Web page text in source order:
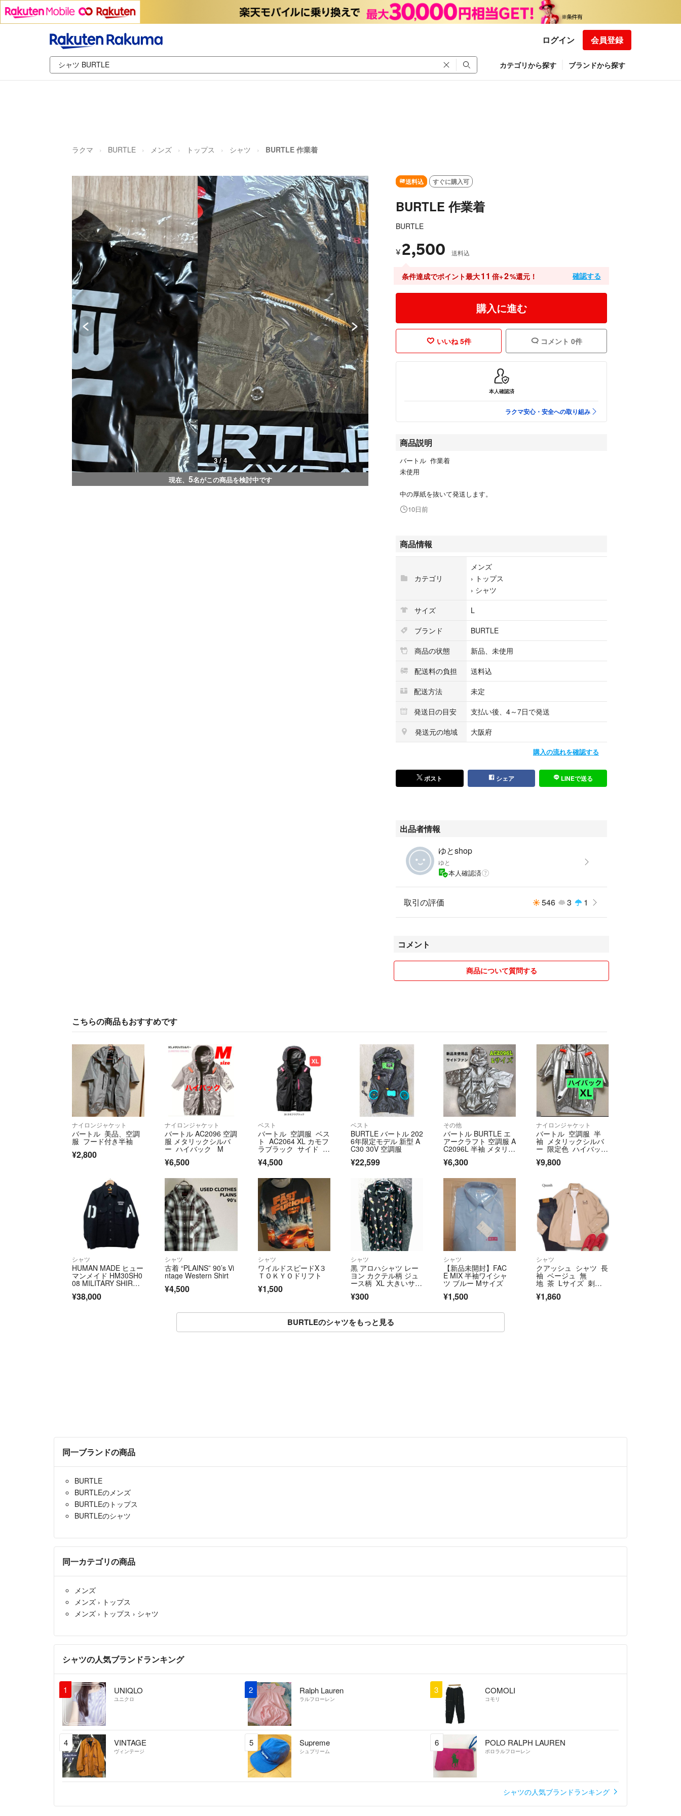
ログイン 会員登録
カテゴリから探す ブランドから探す
ラクマ BURTLE メンズ トップス シャツ BURTLE 作業着
3 / 4
現在、 5名がこの商品を検討中です
送料込 すぐに購入可
BURTLE 作業着
BURTLE
¥ 2,500 送料込
条件達成でポイント最大11 倍+2%還元！ 確認する
購入に進む
いいね 5件 コメント 0件
本人確認済
ラクマ安心・安全への取り組み
商品説明
バートル 作業着
未使用
中の厚紙を抜いて発送します。
10日前
商品情報
カテゴリ
メンズ
› トップス
› シャツ
サイズ
L
ブランド
BURTLE
商品の状態
新品、未使用
配送料の負担
送料込
配送方法
未定
発送日の目安
支払い後、4～7日で発送
発送元の地域
大阪府
購入の流れを確認する
ポスト シェア LINEで送る
出品者情報
ゆとshop
ゆと
本人確認済
取引の評価 546 3 1
コメント
商品について質問する
こちらの商品もおすすめです
ナイロンジャケット
バートル 美品、空調
服 フード付き半袖
¥2,800
ナイロンジャケット
バートル AC2096 空調
服 メタリックシルバ
ー ハイバック M
¥6,500
ベスト
バートル 空調服 ベス
ト AC2064 XL カモフ
ラブラック サイド X
¥4,500
ベスト
BURTLE バートル 202
6年限定モデル 新型 A
C30 30V 空調服
¥22,599
その他
バートル BURTLE エ
アークラフト 空調服 A
C2096L 半袖 メタリッ
¥6,300
ナイロンジャケット
バートル 空調服 半
袖 メタリックシルバ
ー 限定色 ハイバッ
¥9,800
シャツ
HUMAN MADE ヒュー
マンメイド HM30SH0
08 MILITARY SHIR
ル 長袖シャツ ネイビ
¥38,000
シャツ
古着 “PLAINS” 90’s Vi
ntage Western Shirt
¥4,500
シャツ
ワイルドスピードX３
ＴＯＫＹＯドリフト
¥1,500
シャツ
黒 アロハシャツ レー
ヨン カクテル柄 ジュ
ース柄 XL 大きいサイ
ズ シャツ
¥300
シャツ
【新品未開封】FAC
E MIX 半袖ワイシャ
ツ ブルー Mサイズ
¥1,500
シャツ
クアッシュ シャツ 長
袖 ベージュ 無
地 茶 Lサイズ 刺繍
デザイン Quash
¥1,860
BURTLEのシャツをもっと見る
同一ブランドの商品
BURTLE
BURTLEのメンズ
BURTLEのトップス
BURTLEのシャツ
同一カテゴリの商品
メンズ
メンズ › トップス
メンズ › トップス › シャツ
シャツの人気ブランドランキング
1 UNIQLO
ユニクロ
2 Ralph Lauren
ラルフローレン
3 COMOLI
コモリ
4 VINTAGE
ヴィンテージ
5 Supreme
シュプリーム
6 POLO RALPH LAUREN
ポロラルフローレン
シャツの人気ブランドランキング